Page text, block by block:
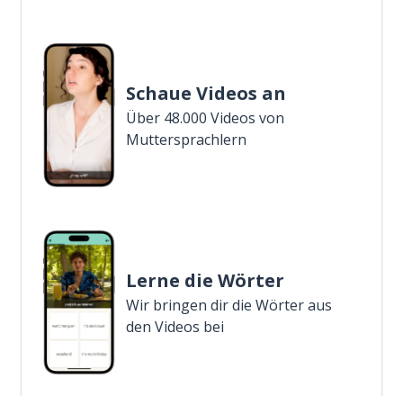
Schaue Videos an
Über 48.000 Videos von
Muttersprachlern
Lerne die Wörter
Wir bringen dir die Wörter aus
den Videos bei